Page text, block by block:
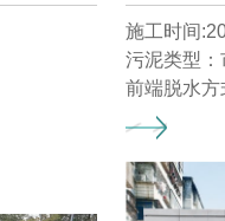
施工时间
污泥类型
前端脱水
湿污泥含
污泥干化
产泥量：